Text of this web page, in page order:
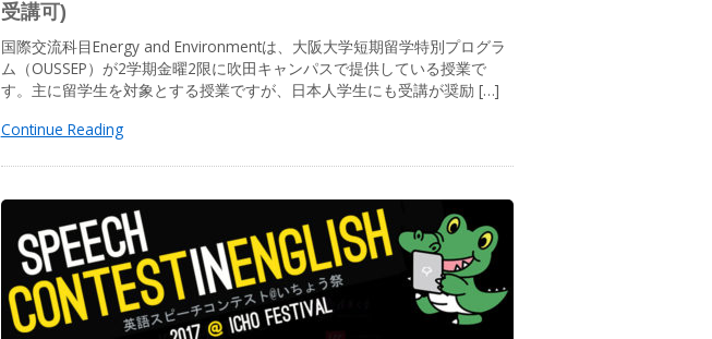
受講可)
国際交流科目Energy and Environmentは、大阪大学短期留学特別プログラ
ム（OUSSEP）が2学期金曜2限に吹田キャンパスで提供している授業で
す。主に留学生を対象とする授業ですが、日本人学生にも受講が奨励 […]
Continue Reading